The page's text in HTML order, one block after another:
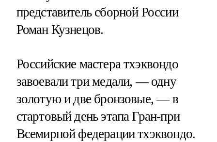
представитель сборной России
Роман Кузнецов.
Российские мастера тхэквондо
завоевали три медали, — одну
золотую и две бронзовые, — в
стартовый день этапа Гран-при
Всемирной федерации тхэквондо.